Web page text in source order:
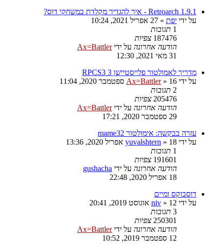
Retroarch 1.9.1 - איך להגדיר מקלדת במשחקי דוס?
על ידי יפת » 27 אפריל 2021, 10:24
1 תגובות
187476 צפיות
הודעה אחרונה על ידיAx=Battler
31 מאי 2021, 12:30
מדריך לאמולטור פלייסטיישן 3 RPCS3
על ידי
Ax=Battler» 16 ספטמבר 2020, 11:04
2 תגובות
205476 צפיות
הודעה אחרונה על ידיAx=Battler
29 ספטמבר 2020, 17:21
עזרה בבקשה: אימולטור mame32
על ידי
yuvalshtern » 18 אפריל 2020, 13:36
1 תגובות
191601 צפיות
הודעה אחרונה על ידי gushacha
18 אפריל 2020, 22:48
דוסבוקס ומיים
על ידי
niv » 12 אוגוסט 2019, 20:41
3 תגובות
250301 צפיות
הודעה אחרונה על ידיAx=Battler
12 ספטמבר 2019, 10:52